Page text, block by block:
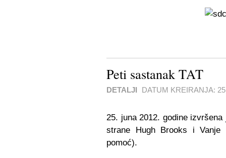
Peti sastanak TAT
DETALJI DATUM KREIRANJA:
25. juna 2012. godine
strane Hugh Brooks i
pomoć).